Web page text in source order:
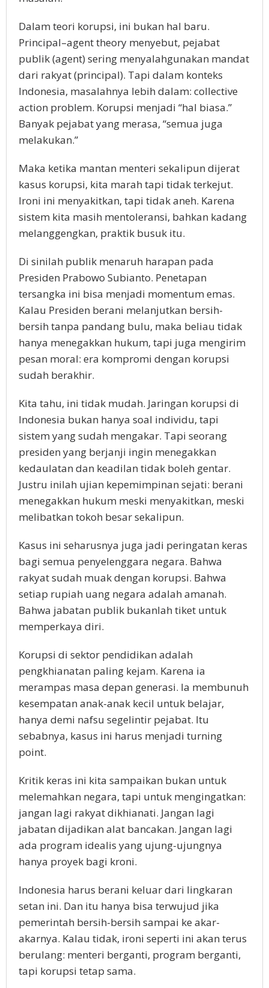
Dalam teori korupsi, ini bukan hal baru.
Principal–agent theory menyebut, pejabat
publik (agent) sering menyalahgunakan mandat
dari rakyat (principal). Tapi dalam konteks
Indonesia, masalahnya lebih dalam: collective
action problem. Korupsi menjadi “hal biasa.”
Banyak pejabat yang merasa, “semua juga
melakukan.”
Maka ketika mantan menteri sekalipun dijerat
kasus korupsi, kita marah tapi tidak terkejut.
Ironi ini menyakitkan, tapi tidak aneh. Karena
sistem kita masih mentoleransi, bahkan kadang
melanggengkan, praktik busuk itu.
Di sinilah publik menaruh harapan pada
Presiden Prabowo Subianto. Penetapan
tersangka ini bisa menjadi momentum emas.
Kalau Presiden berani melanjutkan bersih-
bersih tanpa pandang bulu, maka beliau tidak
hanya menegakkan hukum, tapi juga mengirim
pesan moral: era kompromi dengan korupsi
sudah berakhir.
Kita tahu, ini tidak mudah. Jaringan korupsi di
Indonesia bukan hanya soal individu, tapi
sistem yang sudah mengakar. Tapi seorang
presiden yang berjanji ingin menegakkan
kedaulatan dan keadilan tidak boleh gentar.
Justru inilah ujian kepemimpinan sejati: berani
menegakkan hukum meski menyakitkan, meski
melibatkan tokoh besar sekalipun.
Kasus ini seharusnya juga jadi peringatan keras
bagi semua penyelenggara negara. Bahwa
rakyat sudah muak dengan korupsi. Bahwa
setiap rupiah uang negara adalah amanah.
Bahwa jabatan publik bukanlah tiket untuk
memperkaya diri.
Korupsi di sektor pendidikan adalah
pengkhianatan paling kejam. Karena ia
merampas masa depan generasi. Ia membunuh
kesempatan anak-anak kecil untuk belajar,
hanya demi nafsu segelintir pejabat. Itu
sebabnya, kasus ini harus menjadi turning
point.
Kritik keras ini kita sampaikan bukan untuk
melemahkan negara, tapi untuk mengingatkan:
jangan lagi rakyat dikhianati. Jangan lagi
jabatan dijadikan alat bancakan. Jangan lagi
ada program idealis yang ujung-ujungnya
hanya proyek bagi kroni.
Indonesia harus berani keluar dari lingkaran
setan ini. Dan itu hanya bisa terwujud jika
pemerintah bersih-bersih sampai ke akar-
akarnya. Kalau tidak, ironi seperti ini akan terus
berulang: menteri berganti, program berganti,
tapi korupsi tetap sama.